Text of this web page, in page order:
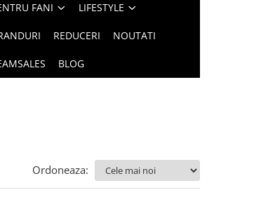
FANI LIFESTYLE
REDUCERI NOUTATI
BLOG
Ordoneaza: